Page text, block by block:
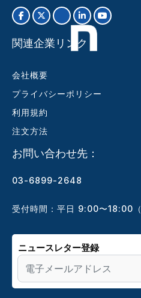
関連企業リンク
会社概要
プライバシーポリシー
利用規約
注文方法
お問い合わせ先：
03-6899-2648
受付時間：平日 9:00〜18:00（
ニュースレター登録